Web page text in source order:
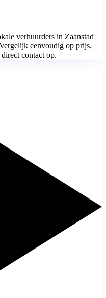
verhuurders in Zaanstad
eenvoudig op prijs,
contact op.